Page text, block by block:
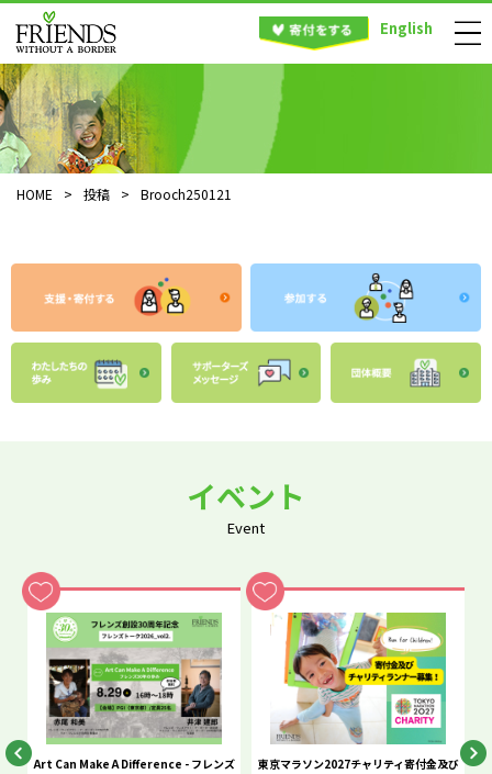
English
HOME > 投稿 > Brooch250121
イベント
Event
Art Can Make A Difference - フレンズ
東京マラソン2027チャリティ寄付金及び